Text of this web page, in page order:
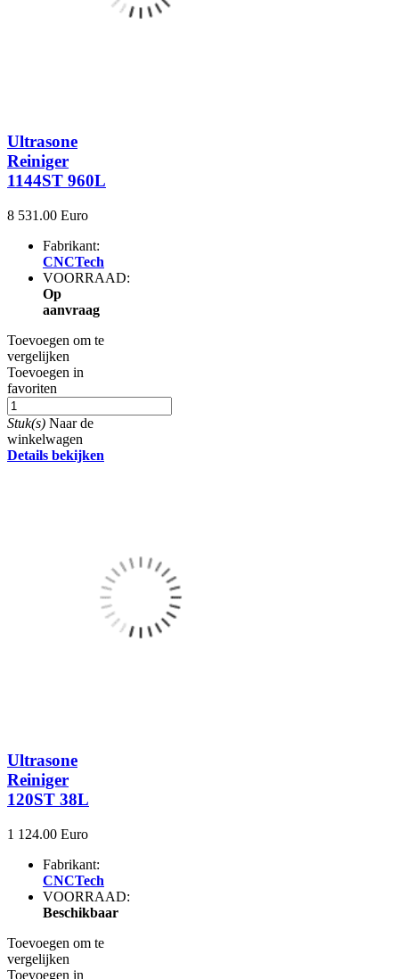
Ultrasone
Reiniger
1144ST 960L
8 531.00 Euro
Fabrikant:
CNCTech
VOORRAAD:
Op
aanvraag
Toevoegen om te
vergelijken
Toevoegen in
favoriten
Stuk(s) Naar de
winkelwagen
Details bekijken
Ultrasone
Reiniger
120ST 38L
1 124.00 Euro
Fabrikant:
CNCTech
VOORRAAD:
Beschikbaar
Toevoegen om te
vergelijken
Toevoegen in